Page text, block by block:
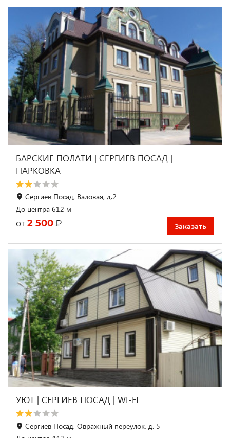
БАРСКИЕ ПОЛАТИ | СЕРГИЕВ ПОСАД |
ПАРКОВКА
Сергиев Посад, Валовая, д.2
До центра 612 м
от 2 500 ₽ Заказать
УЮТ | СЕРГИЕВ ПОСАД | WI-FI
Сергиев Посад, Овражный переулок, д. 5